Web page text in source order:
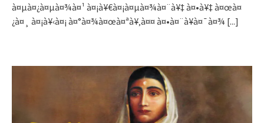
à¤µà¤¿à¤µà¤¾à¤¹ à¤¡à¥€à¤¡à¤µà¤¾à¤¨à¥‡ à¤•à¥‡ à¤œà¤
¿à¤¸ à¤¡à¥‹à¤¡ à¤°à¤¾à¤œà¤ªà¥‚à¤¤ à¤•à¤¨à¥à¤¯à¤¾ [...]